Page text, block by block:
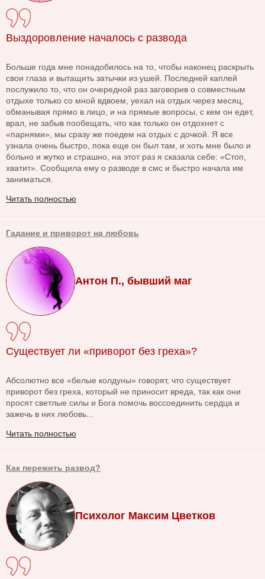
Выздоровление началось с развода
Больше года мне понадобилось на то, чтобы наконец раскрыть
свои глаза и вытащить затычки из ушей. Последней каплей
послужило то, что он очередной раз заговорив о совместным
отдыхе только со мной вдвоем, уехал на отдых через месяц,
обманывая прямо в лицо, и на прямые вопросы, с кем он едет,
врал, не забыв пообещать, что как только он отдохнет с
«парнями», мы сразу же поедем на отдых с дочкой. Я все
узнала очень быстро, пока еще он был там, и хоть мне было и
больно и жутко и страшно, на этот раз я сказала себе: «Стоп,
хватит». Сообщила ему о разводе в смс и быстро начала им
заниматься.
Читать полностью
Гадание и приворот на любовь
Антон П., бывший маг
Существует ли «приворот без греха»?
Абсолютно все «белые колдуны» говорят, что существует
приворот без греха, который не приносит вреда, так как они
просят светлые силы и Бога помочь воссоединить сердца и
зажечь в них любовь...
Читать полностью
Как пережить развод?
Психолог Максим Цветков